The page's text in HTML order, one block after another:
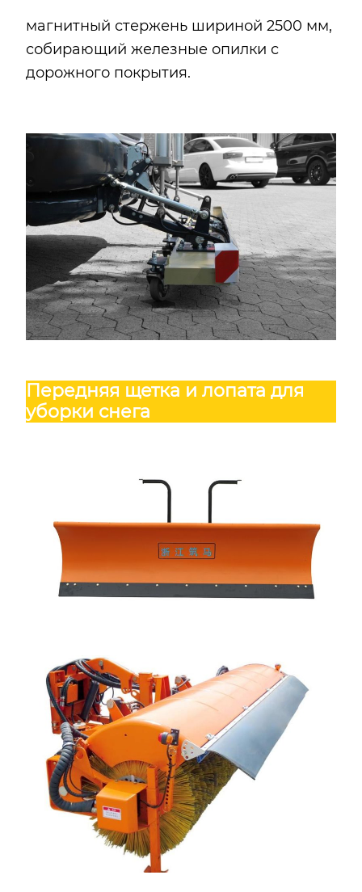
магнитный стержень шириной 2500 мм,
собирающий железные опилки с
дорожного покрытия.
Передняя щетка и лопата для
уборки снега